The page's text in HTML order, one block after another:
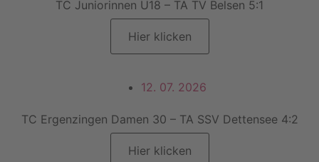
TC Juniorinnen U18 – TA TV Belsen 5:1
Hier klicken
12. 07. 2026
TC Ergenzingen Damen 30 – TA SSV Dettensee 4:2
Hier klicken